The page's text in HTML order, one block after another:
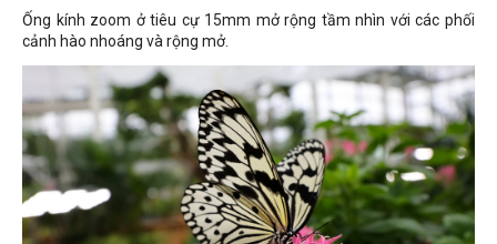
Ống kính zoom ở tiêu cự 15mm mở rộng tầm nhìn với các phối
cảnh hào nhoáng và rộng mở.